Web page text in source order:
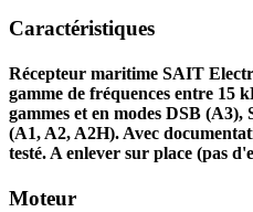
Caractéristiques
Récepteur maritime SAIT
gamme de fréquences entre 15
gammes et en modes DSB
(A1, A2, A2H). Avec
testé. A enlever sur place (pas
Moteur